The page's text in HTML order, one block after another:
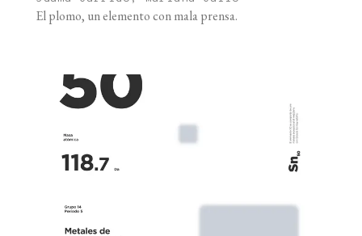
El plomo, un elemento con mala prensa.